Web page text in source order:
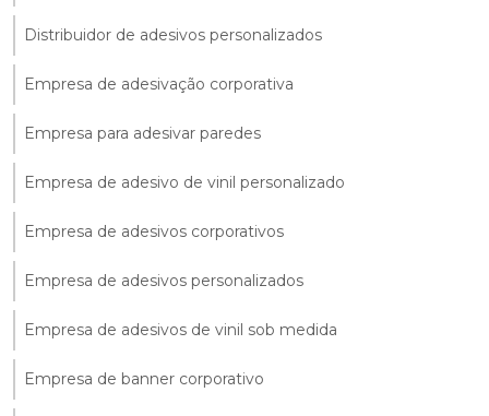
Distribuidor de adesivos personalizados
Empresa de adesivação corporativa
Empresa para adesivar paredes
Empresa de adesivo de vinil personalizado
Empresa de adesivos corporativos
Empresa de adesivos personalizados
Empresa de adesivos de vinil sob medida
Empresa de banner corporativo